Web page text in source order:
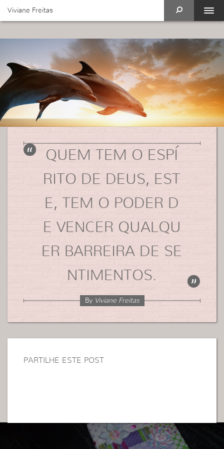
Viviane Freitas
QUEM TEM O ESPÍ
RITO DE DEUS, EST
E, TEM O PODER D
E VENCER QUALQU
ER BARREIRA DE SE
NTIMENTOS.
By Viviane Freitas
PARTILHE ESTE POST